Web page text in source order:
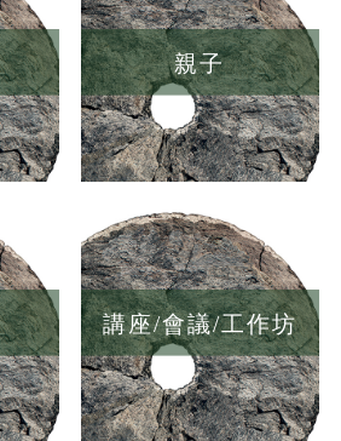
親子
講座/會議/工作坊